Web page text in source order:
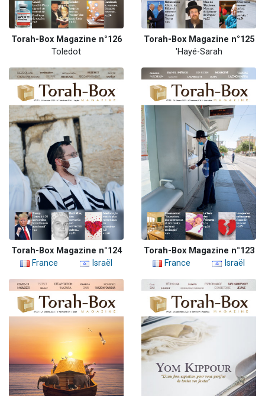
Torah-Box Magazine n°126
Toledot
Torah-Box Magazine n°125
'Hayé-Sarah
Torah-Box Magazine n°124
France
Israël
Torah-Box Magazine n°123
France
Israël